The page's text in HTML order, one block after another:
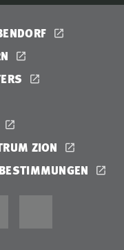
ZION